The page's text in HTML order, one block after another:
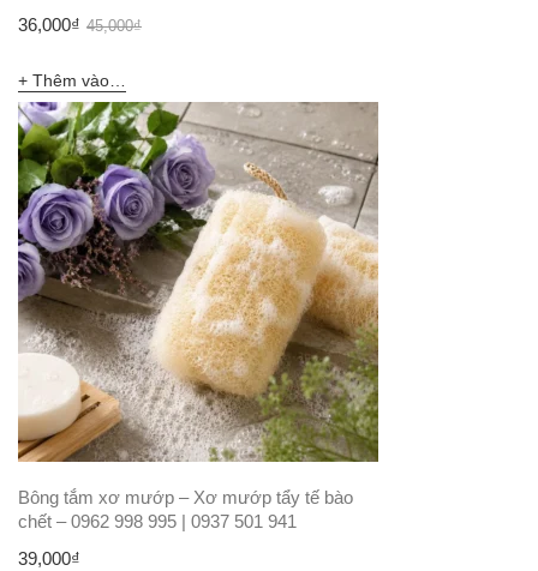
45,000₫Giá
45,000₫.
36,000₫
Giá
là:
36,000₫.
Thêm vào giỏ hàng
Bông tắm xơ mướp – Xơ mướp tẩy tế bào
chết – 0962 998 995 | 0937 501 941
39,000₫